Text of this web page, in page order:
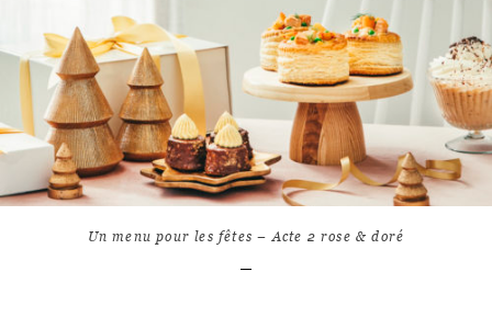
9 9904
Un menu pour les fêtes – Acte 2 rose & doré